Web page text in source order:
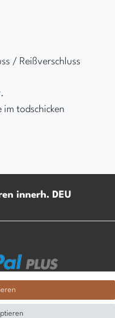
/ Reißverschluss
todschicken
innerh. DEU